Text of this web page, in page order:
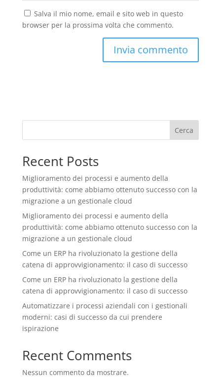
Salva il mio nome, email e sito web in questo
browser per la prossima volta che commento.
Cerca
Recent Posts
Miglioramento dei processi e aumento della
produttività: come abbiamo ottenuto successo con la
migrazione a un gestionale cloud
Miglioramento dei processi e aumento della
produttività: come abbiamo ottenuto successo con la
migrazione a un gestionale cloud
Come un ERP ha rivoluzionato la gestione della
catena di approvvigionamento: il caso di successo
Come un ERP ha rivoluzionato la gestione della
catena di approvvigionamento: il caso di successo
Automatizzare i processi aziendali con i gestionali
moderni: casi di successo da cui prendere
ispirazione
Recent Comments
Nessun commento da mostrare.